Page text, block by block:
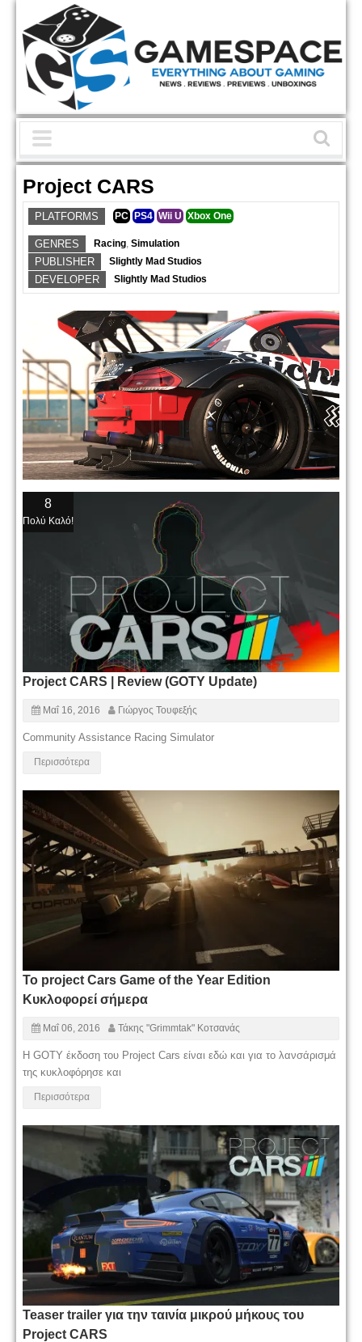
Project CARS
PLATFORMS PC PS4 Wii U Xbox One
GENRES Racing, Simulation
PUBLISHER Slightly Mad Studios
DEVELOPER Slightly Mad Studios
8
Πολύ Καλό!
Project CARS | Review (GOTY Update)
Μαΐ 16, 2016 Γιώργος Τουφεξής
Community Assistance Racing Simulator
Περισσότερα
Το project Cars Game of the Year Edition
Κυκλοφορεί σήμερα
Μαΐ 06, 2016 Τάκης "Grimmtak" Κοτσανάς
H GOTY έκδοση του Project Cars είναι εδώ και για το λανσάρισμά
της κυκλοφόρησε και
Περισσότερα
Teaser trailer για την ταινία μικρού μήκους του
Project CARS